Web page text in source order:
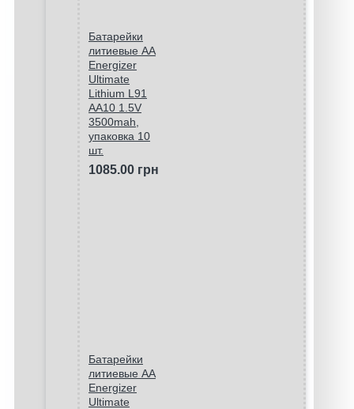
Батарейки
литиевые АА
Energizer
Ultimate
Lithium L91
AA10 1.5V
3500mah,
упаковка 10
шт.
1085.00 грн
Батарейки
литиевые АА
Energizer
Ultimate